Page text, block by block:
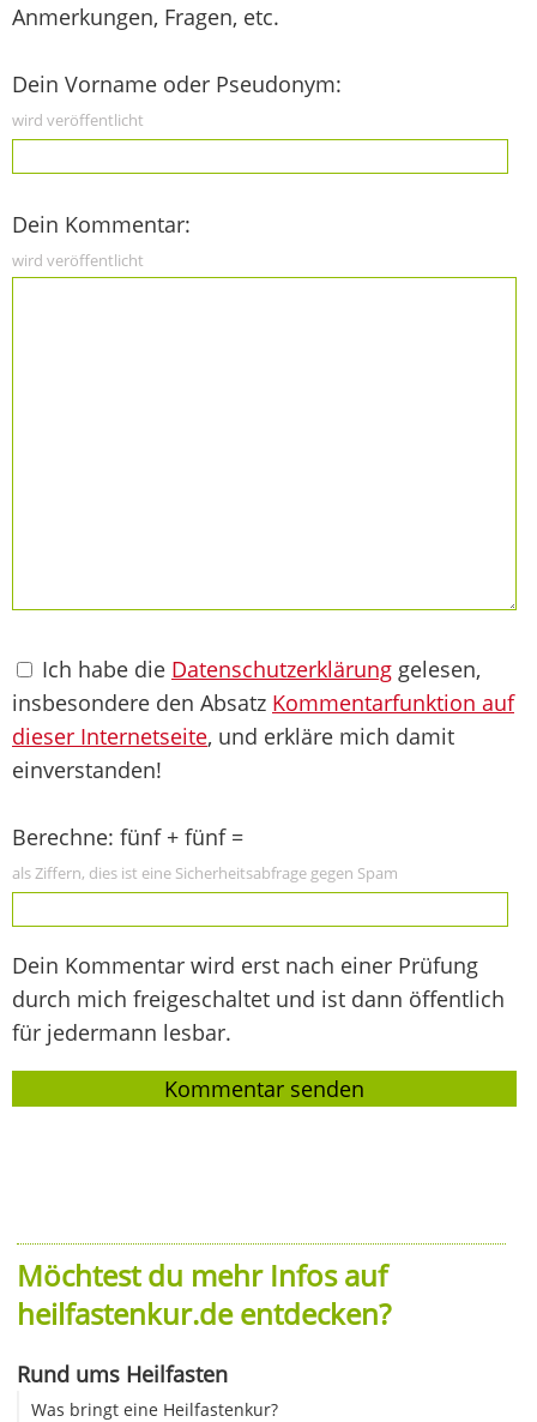
Anmerkungen, Fragen, etc.
Dein Vorname oder Pseudonym:
wird veröffentlicht
Dein Kommentar:
wird veröffentlicht
Ich habe die Datenschutzerklärung gelesen,
insbesondere den Absatz Kommentarfunktion auf
dieser Internetseite, und erkläre mich damit
einverstanden!
Berechne: fünf + fünf =
als Ziffern, dies ist eine Sicherheitsabfrage gegen Spam
Dein Kommentar wird erst nach einer Prüfung
durch mich freigeschaltet und ist dann öffentlich
für jedermann lesbar.
Möchtest du mehr Infos auf
heilfastenkur.de entdecken?
Rund ums Heilfasten
Was bringt eine Heilfastenkur?